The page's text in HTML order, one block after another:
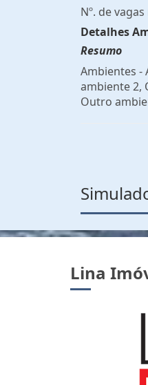
Nº. de
Detalhes
Resumo
Ambientes -
ambiente 2,
Outro
Lina